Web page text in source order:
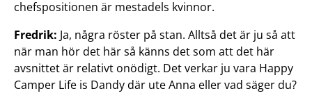
chefspositionen är mestadels kvinnor.
Fredrik: Ja, några röster på stan. Alltså det är ju så att
när man hör det här så känns det som att det här
avsnittet är relativt onödigt. Det verkar ju vara Happy
Camper Life is Dandy där ute Anna eller vad säger du?